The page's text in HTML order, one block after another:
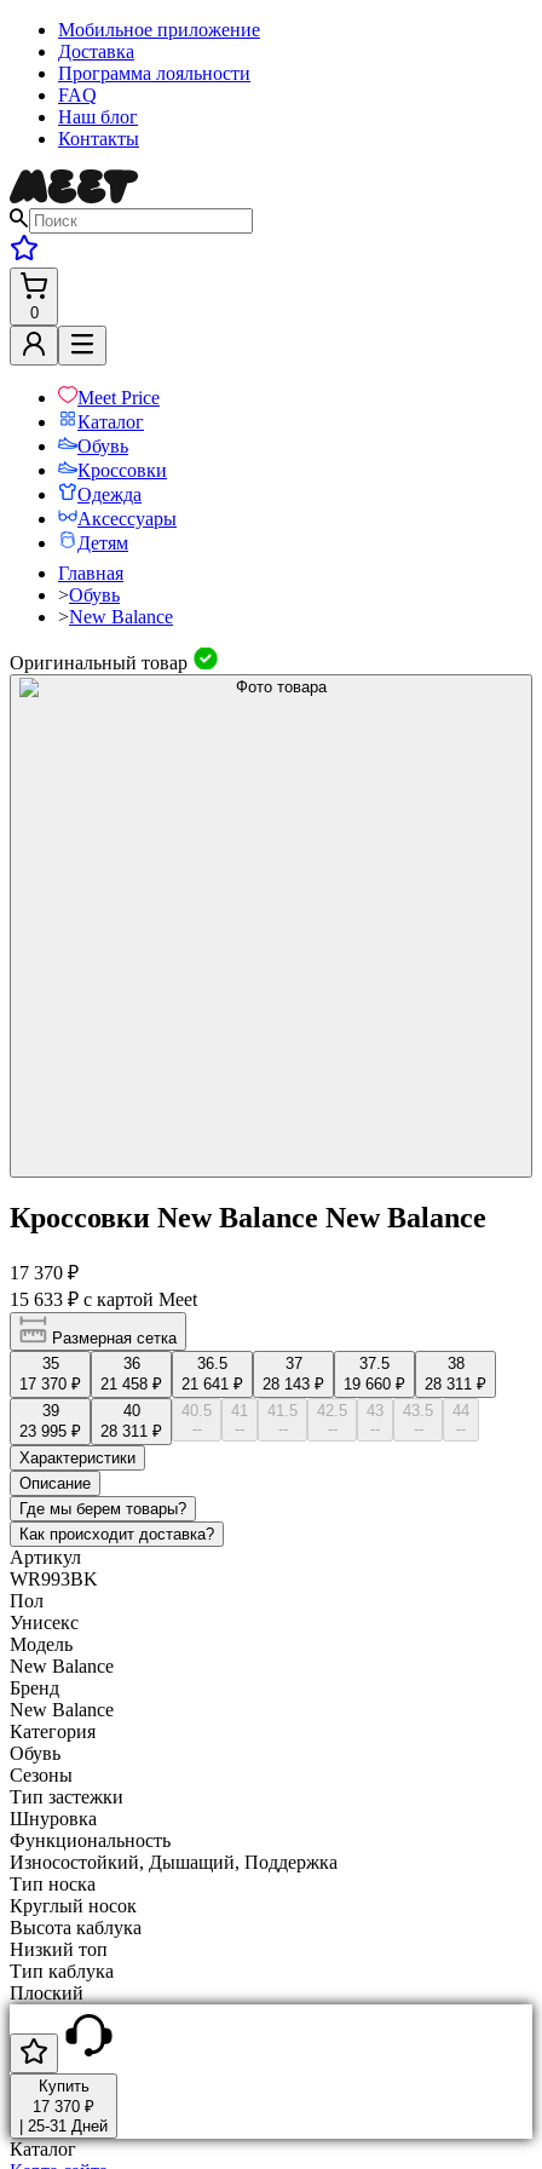
Мобильное приложение
Доставка
Программа лояльности
FAQ
Наш блог
Контакты
0
Meet Price
Каталог
Обувь
Кроссовки
Одежда
Аксессуары
Детям
Главная
>Обувь
>New Balance
Оригинальный товар
Кроссовки New Balance New Balance
17 370 ₽
15 633 ₽ с картой Meet
Размерная сетка
35
17 370 ₽
36
21 458 ₽
36.5
21 641 ₽
37
28 143 ₽
37.5
19 660 ₽
38
28 311 ₽
39
23 995 ₽
40
28 311 ₽
40.5
--
41
--
41.5
--
42.5
--
43
--
43.5
--
44
--
Характеристики
Описание
Где мы берем товары?
Как происходит доставка?
Артикул
WR993BK
Пол
Унисекс
Модель
New Balance
Бренд
New Balance
Категория
Обувь
Сезоны
Тип застежки
Шнуровка
Функциональность
Износостойкий, Дышащий, Поддержка
Тип носка
Круглый носок
Высота каблука
Низкий топ
Тип каблука
Плоский
Купить
17 370 ₽
25-31 Дней
Каталог